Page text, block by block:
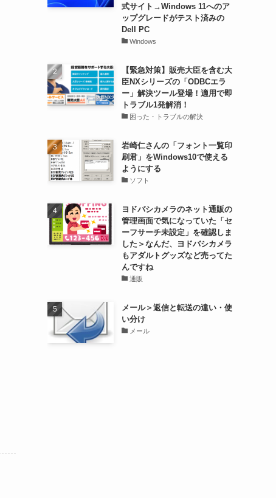
式サイト→Windows 11へのア
ップグレードがテスト済みの
Dell PC
Windows
【緊急対策】販売大臣を含む大
臣NXシリーズの「ODBCエラ
ー」解決ツール登場！適用で即
トラブル1発解消！
困った・トラブルの解決
岩崎仁さんの「フォント一覧印
刷君」をWindows10で使える
ようにする
ソフト
ヨドバシカメラのネット通販の
管理画面で気になっていた「セ
ーフサーチ未設定」を確認しま
した＞なんだ、ヨドバシカメラ
もアダルトグッズなど売ってた
んですね
通販
メール＞返信と転送の違い・使
い分け
メール